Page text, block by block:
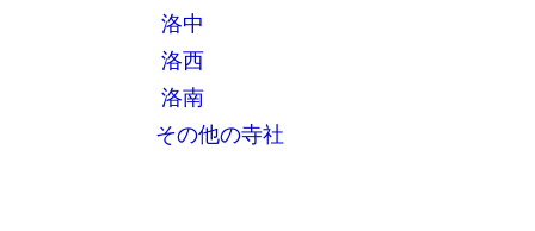
洛中
洛西
洛南
その他の寺社